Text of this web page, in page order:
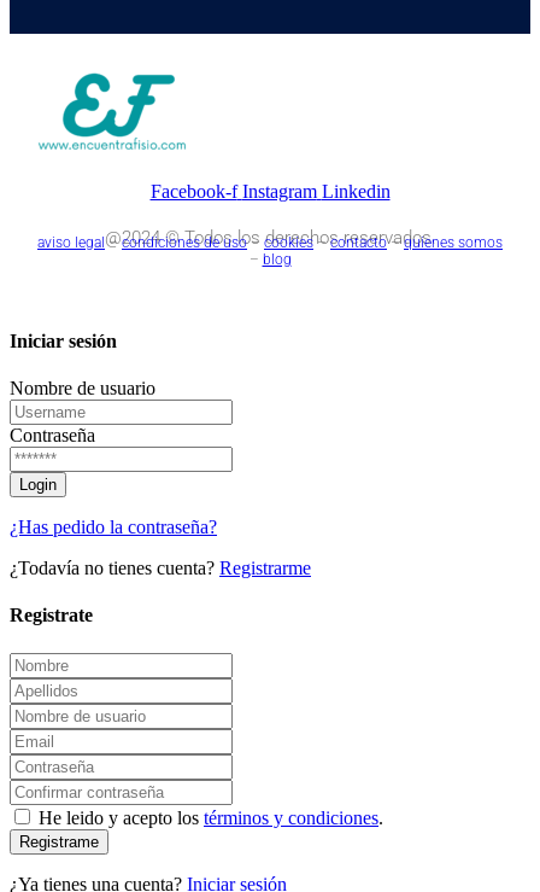
Facebook-f Instagram Linkedin
@2024 © Todos los derechos reservados.
aviso legal –condiciones de uso– cookies –contacto–quienes somos
– blog
Iniciar sesión
Nombre de usuario
Contraseña
¿Has pedido la contraseña?
¿Todavía no tienes cuenta? Registrarme
Registrate
He leido y acepto los términos y condiciones.
Registrame
¿Ya tienes una cuenta? Iniciar sesión